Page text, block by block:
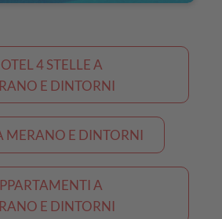
4 STELLE A
E DINTORNI
MERANO E DINTORNI
A
E DINTORNI